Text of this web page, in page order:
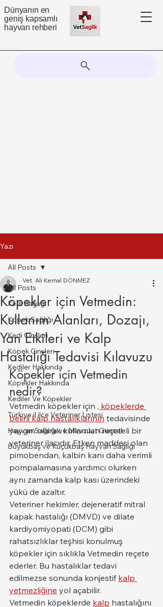
Dünyanın en
geniş kapsamlı
hayvan rehberi
Yazı
All Posts
Kedi Sağlığı
Köpek Sağlığı
Kedi Cinsleri
Köpek Cinsleri
Kediler Hakkında
Köpekler Hakkında
Kediler Ve Köpekler
Türkiye il ilce Veteriner Listesi
Hayvan Sağlığı ve Mevzuat Güncel
Büyükbaş ve Küçükbaş Hayvan Sağlığı
All Posts
Köpekler için Vetmedin:
Kullanım Alanları, Dozajı,
Yan Etkileri ve Kalp
Hastalığı Tedavisi Kılavuzu
Vet. Ali Kemal DÖNMEZ
Köpekler için Vetmedin
nedir?
Vetmedin köpekler için , köpeklerde
belirli kalp hastalıklarının tedavisinde
yaygın olarak kullanılan reçeteli bir
veteriner ilacıdır. Etken maddesi olan
pimobendan, kalbin kanı daha verimli
pompalamasına yardımcı olurken
aynı zamanda kalp kası üzerindeki
yükü de azaltır.
Veteriner hekimler, dejeneratif mitral
kapak hastalığı (DMVD) ve dilate
kardiyomiyopati (DCM) gibi
rahatsızlıklar teşhisi konulmuş
köpekler için sıklıkla Vetmedin reçete
ederler. Bu hastalıklar tedavi
edilmezse sonunda konjestif kalp
yetmezliğine yol açabilir.
Vetmedin köpeklerde kalp hastalığını